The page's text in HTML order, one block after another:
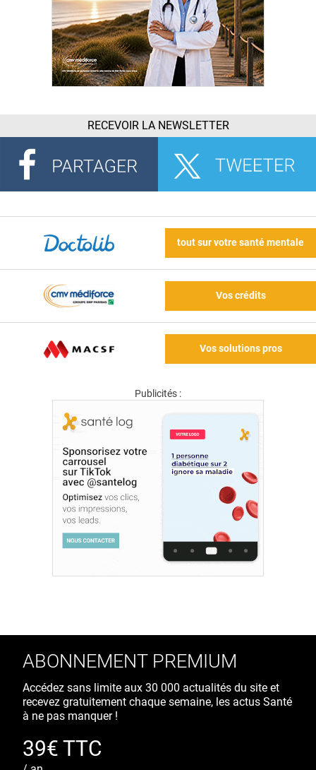
RECEVOIR LA NEWSLETTER
tout sur votre santé mentale
Vos crédits
Vos solutions pros
Publicités :
ABONNEMENT PREMIUM
Accédez sans limite aux 30 000 actualités du site et
recevez gratuitement chaque semaine, les actus Santé
à ne pas manquer !
39€ TTC